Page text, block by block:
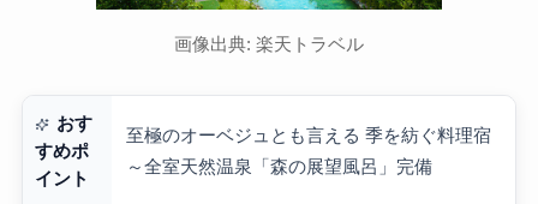
画像出典: 楽天トラベル
おす
すめポ
イント
至極のオーベジュとも言える 季を紡ぐ料理宿
～全室天然温泉「森の展望風呂」完備